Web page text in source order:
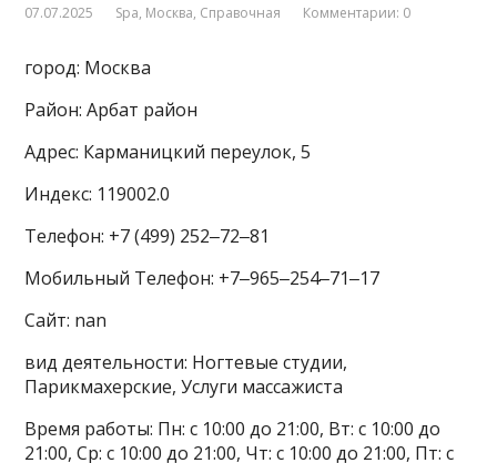
07.07.2025 Spa, Москва, Справочная Комментарии: 0
город: Москва
Район: Арбат район
Адрес: Карманицкий переулок, 5
Индекс: 119002.0
Телефон: +7 (499) 252‒72‒81
Мобильный Телефон: +7‒965‒254‒71‒17
Сайт: nan
вид деятельности: Ногтевые студии,
Парикмахерские, Услуги массажиста
Время работы: Пн: с 10:00 до 21:00, Вт: с 10:00 до
21:00, Ср: с 10:00 до 21:00, Чт: с 10:00 до 21:00, Пт: с